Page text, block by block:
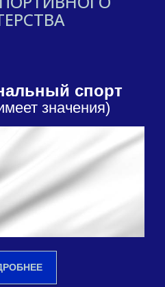
спорт
значения)